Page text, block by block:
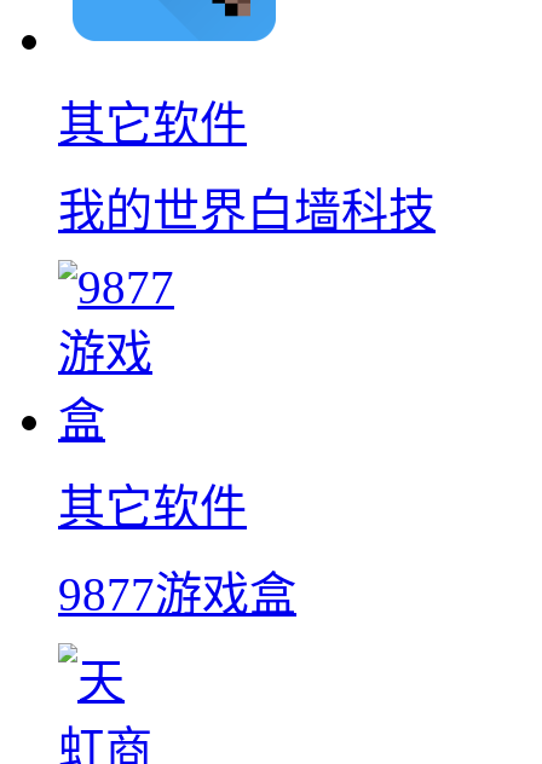
其它软件
我的世界白墙科技
其它软件
9877游戏盒